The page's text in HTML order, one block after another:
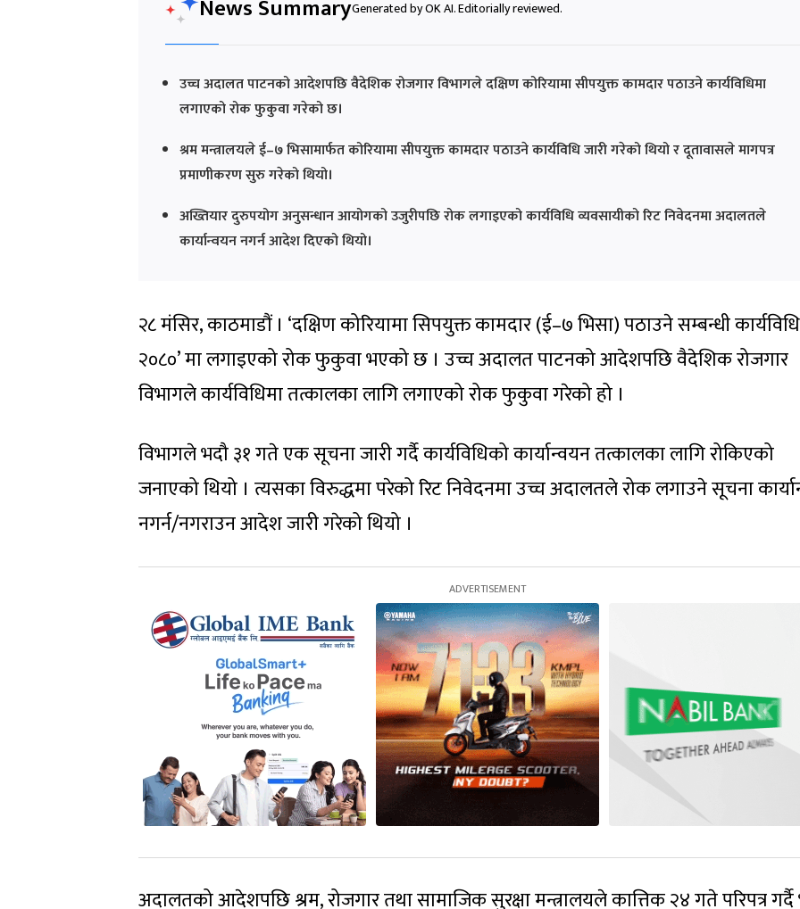
News SummaryGenerated by OK AI. Editorially reviewed.
उच्च अदालत पाटनको आदेशपछि वैदेशिक रोजगार विभागले दक्षिण कोरियामा सीपयुक्त कामदार पठाउने कार्यविधिमा
लगाएको रोक फुकुवा गरेको छ।
श्रम मन्त्रालयले ई–७ भिसामार्फत कोरियामा सीपयुक्त कामदार पठाउने कार्यविधि जारी गरेको थियो र दूतावासले मागपत्र
प्रमाणीकरण सुरु गरेको थियो।
अख्तियार दुरुपयोग अनुसन्धान आयोगको उजुरीपछि रोक लगाइएको कार्यविधि व्यवसायीको रिट निवेदनमा अदालतले
कार्यान्वयन नगर्न आदेश दिएको थियो।
२८ मंसिर, काठमाडौं । ‘दक्षिण कोरियामा सिपयुक्त कामदार (ई–७ भिसा) पठाउने सम्बन्धी
२०८०’ मा लगाइएको रोक फुकुवा भएको छ । उच्च अदालत पाटनको आदेशपछि वैदेशिक रोजगार
विभागले कार्यविधिमा तत्कालका लागि लगाएको रोक फुकुवा गरेको हो ।
विभागले भदौ ३१ गते एक सूचना जारी गर्दै कार्यविधिको कार्यान्वयन तत्कालका लागि रोकिएको
जनाएको थियो । त्यसका विरुद्धमा परेको रिट निवेदनमा उच्च अदालतले रोक लगाउने सूचना
नगर्न/नगराउन आदेश जारी गरेको थियो ।
अदालतको आदेशपछि श्रम, रोजगार तथा सामाजिक सुरक्षा मन्त्रालयले कात्तिक २४ गते परिपत्र गर्दै